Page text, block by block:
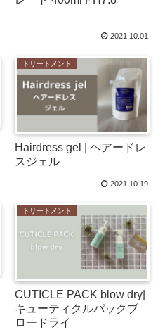
2021.10.01
トリートメント
Hairdress gel | ヘアードレ
スジェル
2021.10.19
トリートメント
CUTICLE PACK blow dry|
キューティクルパックブ
ロードライ